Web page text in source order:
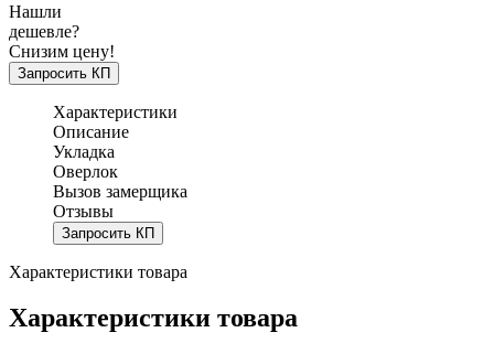
Нашли
дешевле?
Снизим цену!
Запросить КП
Характеристики
Описание
Укладка
Оверлок
Вызов замерщика
Отзывы
Запросить КП
Характеристики товара
Характеристики товара